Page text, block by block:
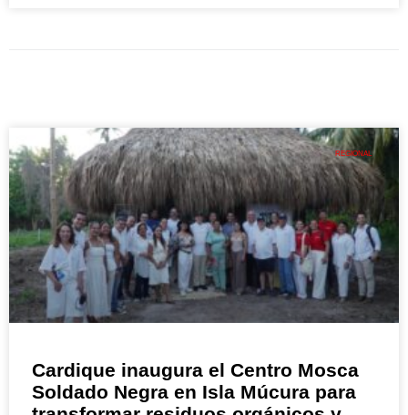
REGIONAL
Cardique inaugura el Centro Mosca
Soldado Negra en Isla Múcura para